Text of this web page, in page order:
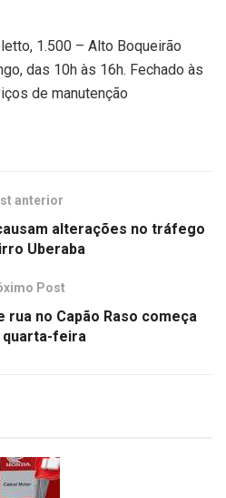
1.500 – Alto Boqueirão
das 10h às 16h. Fechado às
de manutenção
anterior
alterações no tráfego
Uberaba
Post
rua no Capão Raso começa
quarta-feira